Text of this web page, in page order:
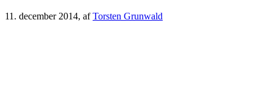
11. december 2014, afTorsten Grunwald